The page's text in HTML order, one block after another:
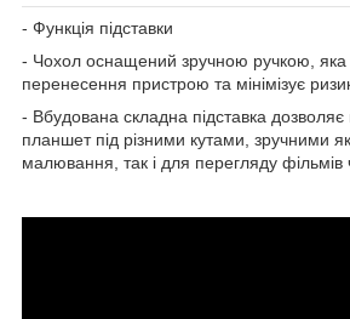
- Функція підставки
- Чохол оснащений зручною ручкою, яка
перенесення пристрою та мінімізує ризик
- Вбудована складна підставка дозволяє
планшет під різними кутами, зручними
малювання, так і для перегляду фільмів